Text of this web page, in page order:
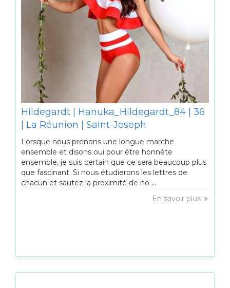
Hildegardt | Hanuka_Hildegardt_84 | 36
| La Réunion | Saint-Joseph
Lorsque nous prenons une longue marche
ensemble et disons oui pour être honnête
ensemble, je suis certain que ce sera beaucoup plus
que fascinant. Si nous étudierons les lettres de
chacun et sautez la proximité de no ...
En savoir plus